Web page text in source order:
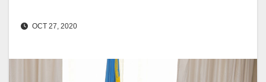
OCT 27, 2020